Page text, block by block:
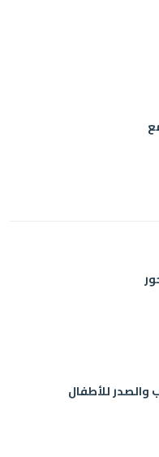
للأطفال